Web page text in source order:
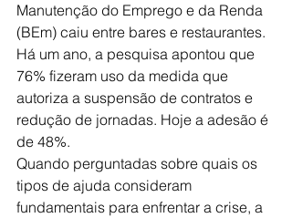
Manutenção do Emprego e da Renda
(BEm) caiu entre bares e restaurantes.
Há um ano, a pesquisa apontou que
76% fizeram uso da medida que
autoriza a suspensão de contratos e
redução de jornadas. Hoje a adesão é
de 48%.
Quando perguntadas sobre quais os
tipos de ajuda consideram
fundamentais para enfrentar a crise, a